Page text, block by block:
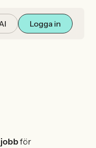
Logga in
för